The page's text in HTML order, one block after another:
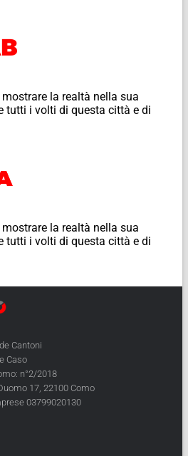
la realtà nella sua
tutti i volti di questa città e di
la realtà nella sua
tutti i volti di questa città e di
Cantoni
Caso
n°2/2018
17, 22100 Como
03799020130